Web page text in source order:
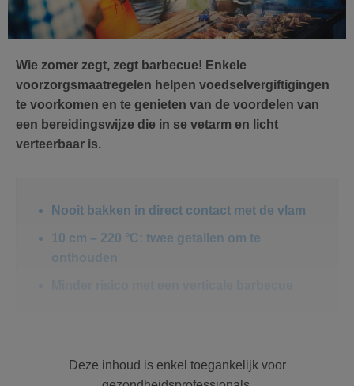
Wie zomer zegt, zegt barbecue! Enkele
voorzorgsmaatregelen helpen voedselvergiftigingen
te voorkomen en te genieten van de voordelen van
een bereidingswijze die in se vetarm en licht
verteerbaar is.
Nooit bakken in direct contact met de vlam
10 cm – 220 °C: twee getallen om te
onthouden
Polycyclische aromatische
koolwaterstoffen en benzo(a)pyreen
Deze inhoud is enkel toegankelijk voor